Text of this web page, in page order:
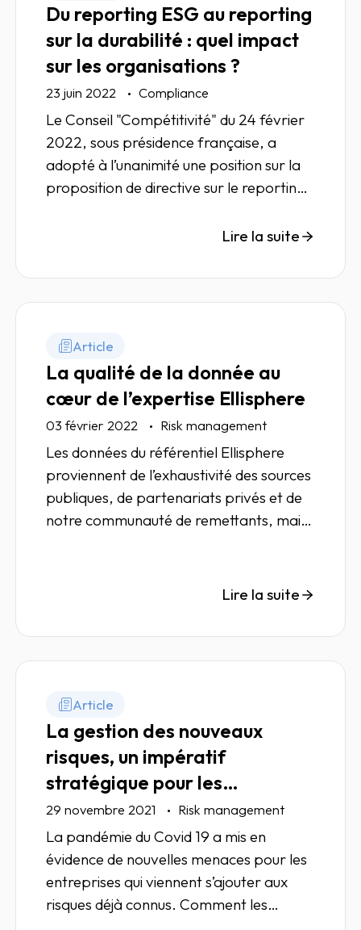
Du reporting ESG au reporting
sur la durabilité : quel impact
sur les organisations ?
23 juin 2022 Compliance
Le Conseil "Compétitivité" du 24 février
2022, sous présidence française, a
adopté à l’unanimité une position sur la
proposition de directive sur le reporting
attendre pour les entreprises.Lire la suite
Article
La qualité de la donnée au
cœur de l’expertise Ellisphere
03 février 2022 Risk management
Les données du référentiel Ellisphere
proviennent de l’exhaustivité des sources
publiques, de partenariats privés et de
notre communauté de remettants, mais
Lire la suite
Article
La gestion des nouveaux
risques, un impératif
stratégique pour les
entreprises
29 novembre 2021 Risk management
La pandémie du Covid 19 a mis en
évidence de nouvelles menaces pour les
entreprises qui viennent s’ajouter aux
risques déjà connus. Comment les